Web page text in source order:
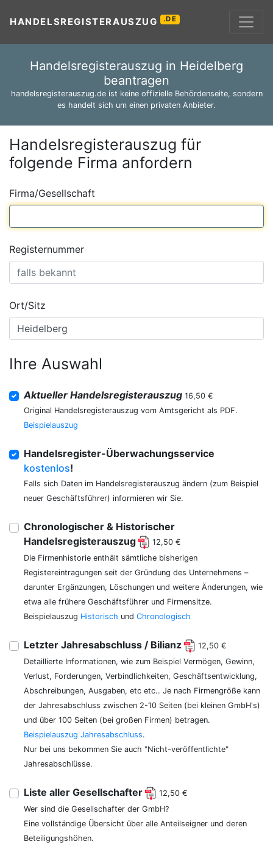
HANDELSREGISTERAUSZUG .DE
Handelsregisterauszug in Heidelberg
beantragen
handelsregisterauszug.de ist keine offizielle Behördenseite, sondern
es handelt sich um einen privaten Anbieter.
Handelsregisterauszug für
folgende Firma anfordern
Firma/Gesellschaft
Registernummer
Ort/Sitz
Ihre Auswahl
Aktueller Handelsregisterauszug 16,50 €
Original Handelsregisterauszug vom Amtsgericht als PDF.
Beispielauszug
Handelsregister-Überwachungsservice
kostenlos!
Falls sich Daten im Handelsregisterauszug ändern (zum Beispiel
neuer Geschäftsführer) informieren wir Sie.
Chronologischer & Historischer
Handelsregisterauszug
12,50 €
Die Firmenhistorie enthält sämtliche bisherigen
Registereintragungen seit der Gründung des Unternehmens –
darunter Ergänzungen, Löschungen und weitere Änderungen, wie
etwa alle frühere Geschäftsführer und Firmensitze.
Beispielauszug Historisch und Chronologisch
Letzter Jahresabschluss / Bilianz
12,50 €
Detaillierte Informationen, wie zum Beispiel Vermögen, Gewinn,
Verlust, Forderungen, Verbindlichkeiten, Geschäftsentwicklung,
Abschreibungen, Ausgaben, etc etc.. Je nach Firmengröße kann
der Jahresabschluss zwischen 2-10 Seiten (bei kleinen GmbH's)
und über 100 Seiten (bei großen Firmen) betragen.
Beispielauszug Jahresabschluss.
Nur bei uns bekommen Sie auch "Nicht-veröffentlichte"
Jahresabschlüsse.
Liste aller Gesellschafter
12,50 €
Wer sind die Gesellschafter der GmbH?
Eine vollständige Übersicht über alle Anteilseigner und deren
Beteiligungshöhen.